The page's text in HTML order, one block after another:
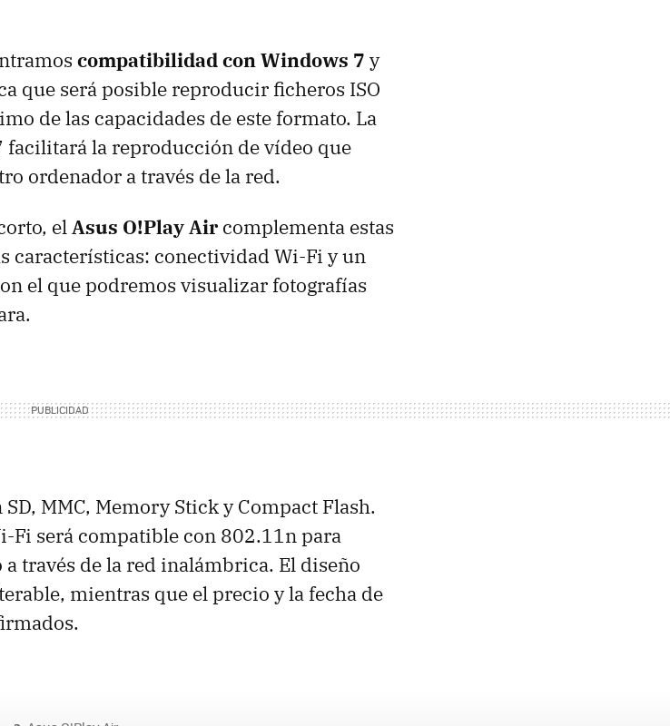
compatibilidad con Windows 7 y
que será posible reproducir ficheros ISO
de las capacidades de este formato. La
la reproducción de vídeo que
ordenador a través de la red.
elAsus O!Play Air complementa estas
características: conectividad Wi-Fi y un
el que podremos visualizar fotografías
MMC, Memory Stick y Compact Flash.
Fi será compatible con 802.11n para
través de la red inalámbrica. El diseño
mientras que el precio y la fecha de